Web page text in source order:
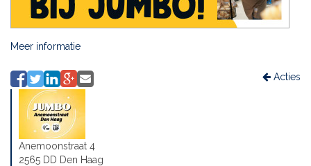
Meer informatie
Acties
Anemoonstraat 4
2565 DD Den Haag